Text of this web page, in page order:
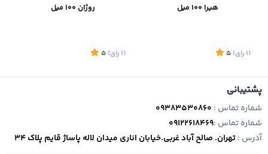
هیرا ۱۰۰ میل
موجود
(1 رای)
5
روژان ۱۰۰ میل
(1 رای)
5
پشتیبانی
شماره تماس : 09383530860
شماره تماس :09122618469
آدرس :تهران. صالح آباد غربی.خیابان اناری میدان لاله پاساژ قایم پلاک 34